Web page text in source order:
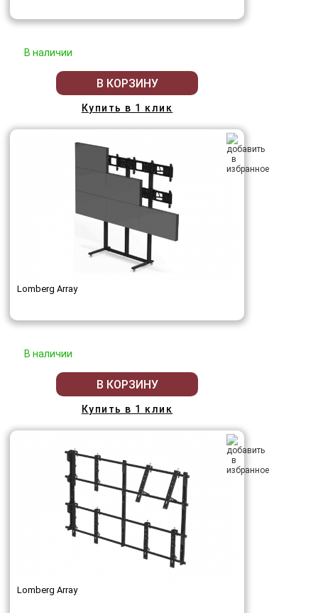
В наличии
В КОРЗИНУ
Купить в 1 клик
Lomberg Array
В наличии
В КОРЗИНУ
Купить в 1 клик
Lomberg Array